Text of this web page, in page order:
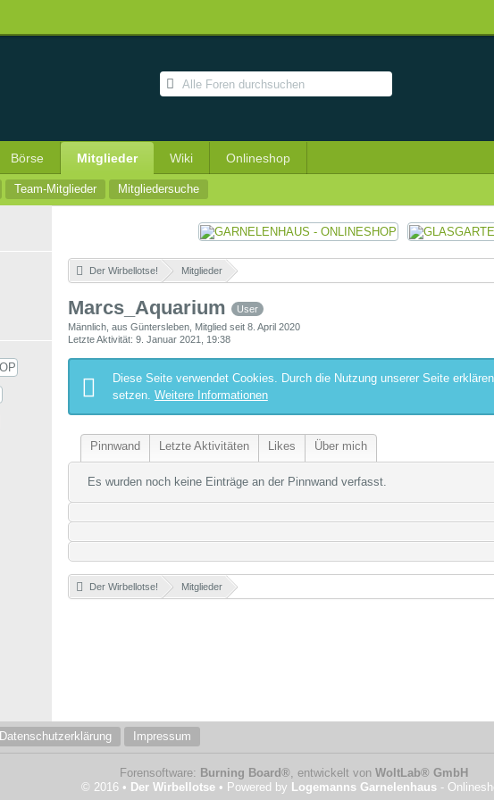
Börse Mitglieder Wiki Onlineshop
Team-Mitglieder Mitgliedersuche
Der Wirbellotse! Mitglieder»
Marcs_Aquarium
User
Männlich aus Güntersleben
Mitglied seit 8. April 2020
Letzte Aktivität 9. Januar 2021, 19:38
Diese Seite verwendet Cookies. Durch die Nutzung unserer Seite
setzen. Weitere Informationen
Pinnwand Letzte Aktivitäten Likes Über mich
Es wurden noch keine Einträge an der Pinnwand verfasst.
Der Wirbellotse! Mitglieder»
Datenschutzerklärung Impressum
Forensoftware: Burning Board®, entwickelt von WoltLab® GmbH
© 2016 • Der Wirbellotse • Powered by Logemanns Garnelenhaus -